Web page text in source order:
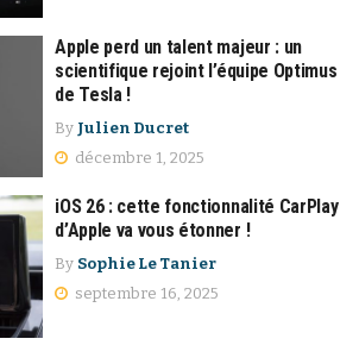
Apple perd un talent majeur : un
scientifique rejoint l’équipe Optimus
de Tesla !
By Julien Ducret
décembre 1, 2025
iOS 26 : cette fonctionnalité CarPlay
d’Apple va vous étonner !
By Sophie Le Tanier
septembre 16, 2025